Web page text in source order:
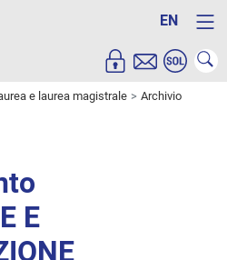
EN
e laurea magistrale
Archivio
E